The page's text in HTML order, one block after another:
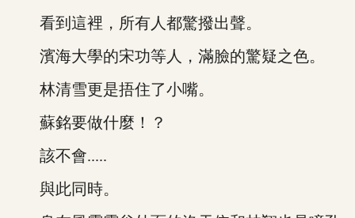
看到這裡，所有人都驚撥出聲。
濱海大學的宋功等人，滿臉的驚疑之色。
林清雪更是捂住了小嘴。
蘇銘要做什麼！？
該不會.....
與此同時。